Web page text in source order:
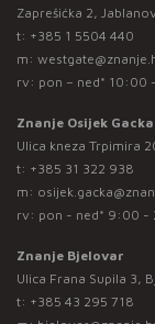
Zaprešićka 2,
t: +385 1 5504 440
m:
rv: pon – ned* 10:00
Znanje Osijek Gacka
Ulica kneza Trpimira
t: +385 31 322 938
m:
rv: pon - ned* 9:00 -
Znanje Bjelovar
Ulica Frana Supila 3,
t: +385 43 295 718